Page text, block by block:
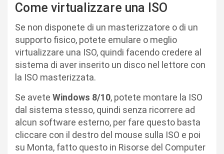
Come virtualizzare una ISO
Se non disponete di un masterizzatore o di un
supporto fisico, potete emulare o meglio
virtualizzare una ISO, quindi facendo credere al
sistema di aver inserito un disco nel lettore con
la ISO masterizzata.
Se avete Windows 8/10, potete montare la ISO
dal sistema stesso, quindi senza ricorrere ad
alcun software esterno, per fare questo basta
cliccare con il destro del mouse sulla ISO e poi
su Monta, fatto questo in Risorse del Computer